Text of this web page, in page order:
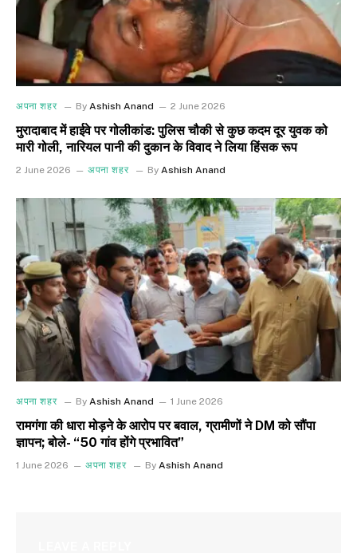
अपना शहर By Ashish Anand 2 June 2026
मुरादाबाद में हाईवे पर गोलीकांड: पुलिस चौकी से कुछ कदम दूर युवक को
मारी गोली, नारियल पानी की दुकान के विवाद ने लिया हिंसक रूप
2 June 2026 अपना शहर By Ashish Anand
अपना शहर By Ashish Anand 1 June 2026
रामगंगा की धारा मोड़ने के आरोप पर बवाल, ग्रामीणों ने DM को सौंपा
ज्ञापन; बोले- “50 गांव होंगे प्रभावित”
1 June 2026 अपना शहर By Ashish Anand